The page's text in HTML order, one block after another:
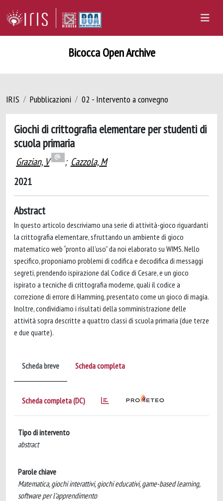
Bicocca Open Archive
IRIS Pubblicazioni 02 - Intervento a convegno
Giochi di crittografia elementare per studenti di
scuola primaria
Grazian, V ; Cazzola, M
2021
Abstract
In questo articolo descriviamo una serie di attività-gioco riguardanti
la crittografia elementare, sfruttando un ambiente di gioco
matematico web “pronto all’uso” da noi elaborato su WIMS. Nello
specifico, proponiamo problemi di codifica e decodifica di messaggi
segreti, prendendo ispirazione dal Codice di Cesare, e un gioco
ispirato a tecniche di crittografia moderne, quali il codice a
correzione di errore di Hamming, presentato come un gioco di magia.
Inoltre, condividiamo i risultati della somministrazione delle
attività sopra descritte a quattro classi di scuola primaria (due terze
e due quarte).
Scheda breve Scheda completa
Scheda completa (DC)
Tipo di intervento
abstract
Parole chiave
Matematica, giochi interattivi, giochi educativi, game-based learning,
software per l’apprendimento